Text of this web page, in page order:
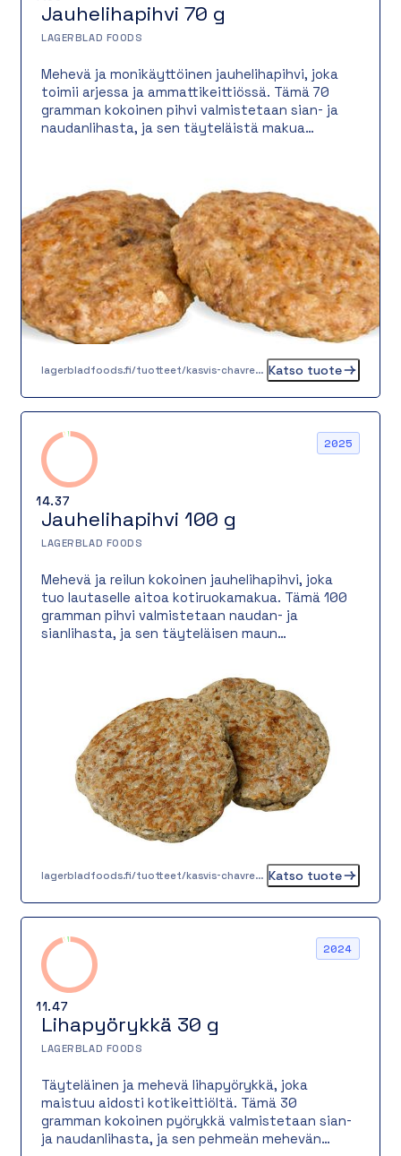
Jauhelihapihvi 70 g
LAGERBLAD FOODS
Mehevä ja monikäyttöinen jauhelihapihvi, joka
toimii arjessa ja ammattikeittiössä. Tämä 70
gramman kokoinen pihvi valmistetaan sian- ja
naudanlihasta, ja sen täyteläistä makua
mehukas, joten se sopii erinomaisesti
lounasannoksiin, burgerin väliin tai osaksi
perinteistä kotiruokaa.
lagerbladfoods.fi/tuotteet/kasvis-chavrepyorykka-20-g-2-2-2-2 Katso tuote
14.37
2025
Jauhelihapihvi 100 g
LAGERBLAD FOODS
Mehevä ja reilun kokoinen jauhelihapihvi, joka
tuo lautaselle aitoa kotiruokamakua. Tämä 100
gramman pihvi valmistetaan naudan- ja
sianlihasta, ja sen täyteläisen maun
mehevä ja napakka, ja se sopii monipuolisesti
erilaisiin annoksiin – perinteiseen kotiruokaan,
lounaslinjastoon tai burgerin väliin.
lagerbladfoods.fi/tuotteet/kasvis-chavrepyorykka-20-g-2-2-2 Katso tuote
11.47
2024
Lihapyörykkä 30 g
LAGERBLAD FOODS
Täyteläinen ja mehevä lihapyörykkä, joka
maistuu aidosti kotikeittiöltä. Tämä 30
gramman kokoinen pyörykkä valmistetaan sian-
ja naudanlihasta, ja sen pehmeän mehevän